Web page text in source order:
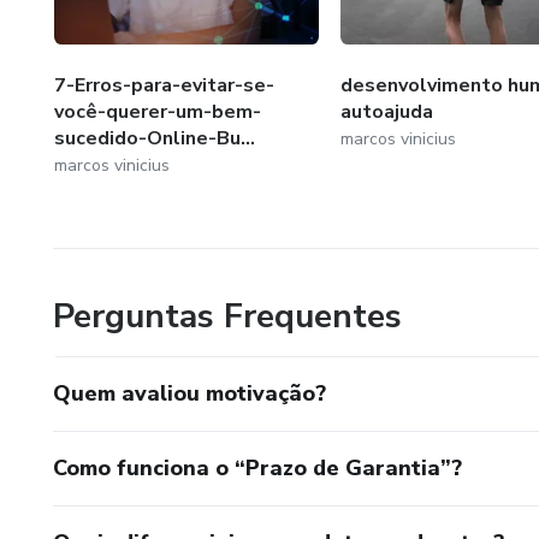
7-Erros-para-evitar-se-
você-querer-um-bem-
sucedido-Online-Bu...
marcos vinicius
desenvolvimento
autoajuda
marcos vinicius
Perguntas Frequentes
Quem avaliou motivação?
Como funciona o “Prazo de Garantia”?